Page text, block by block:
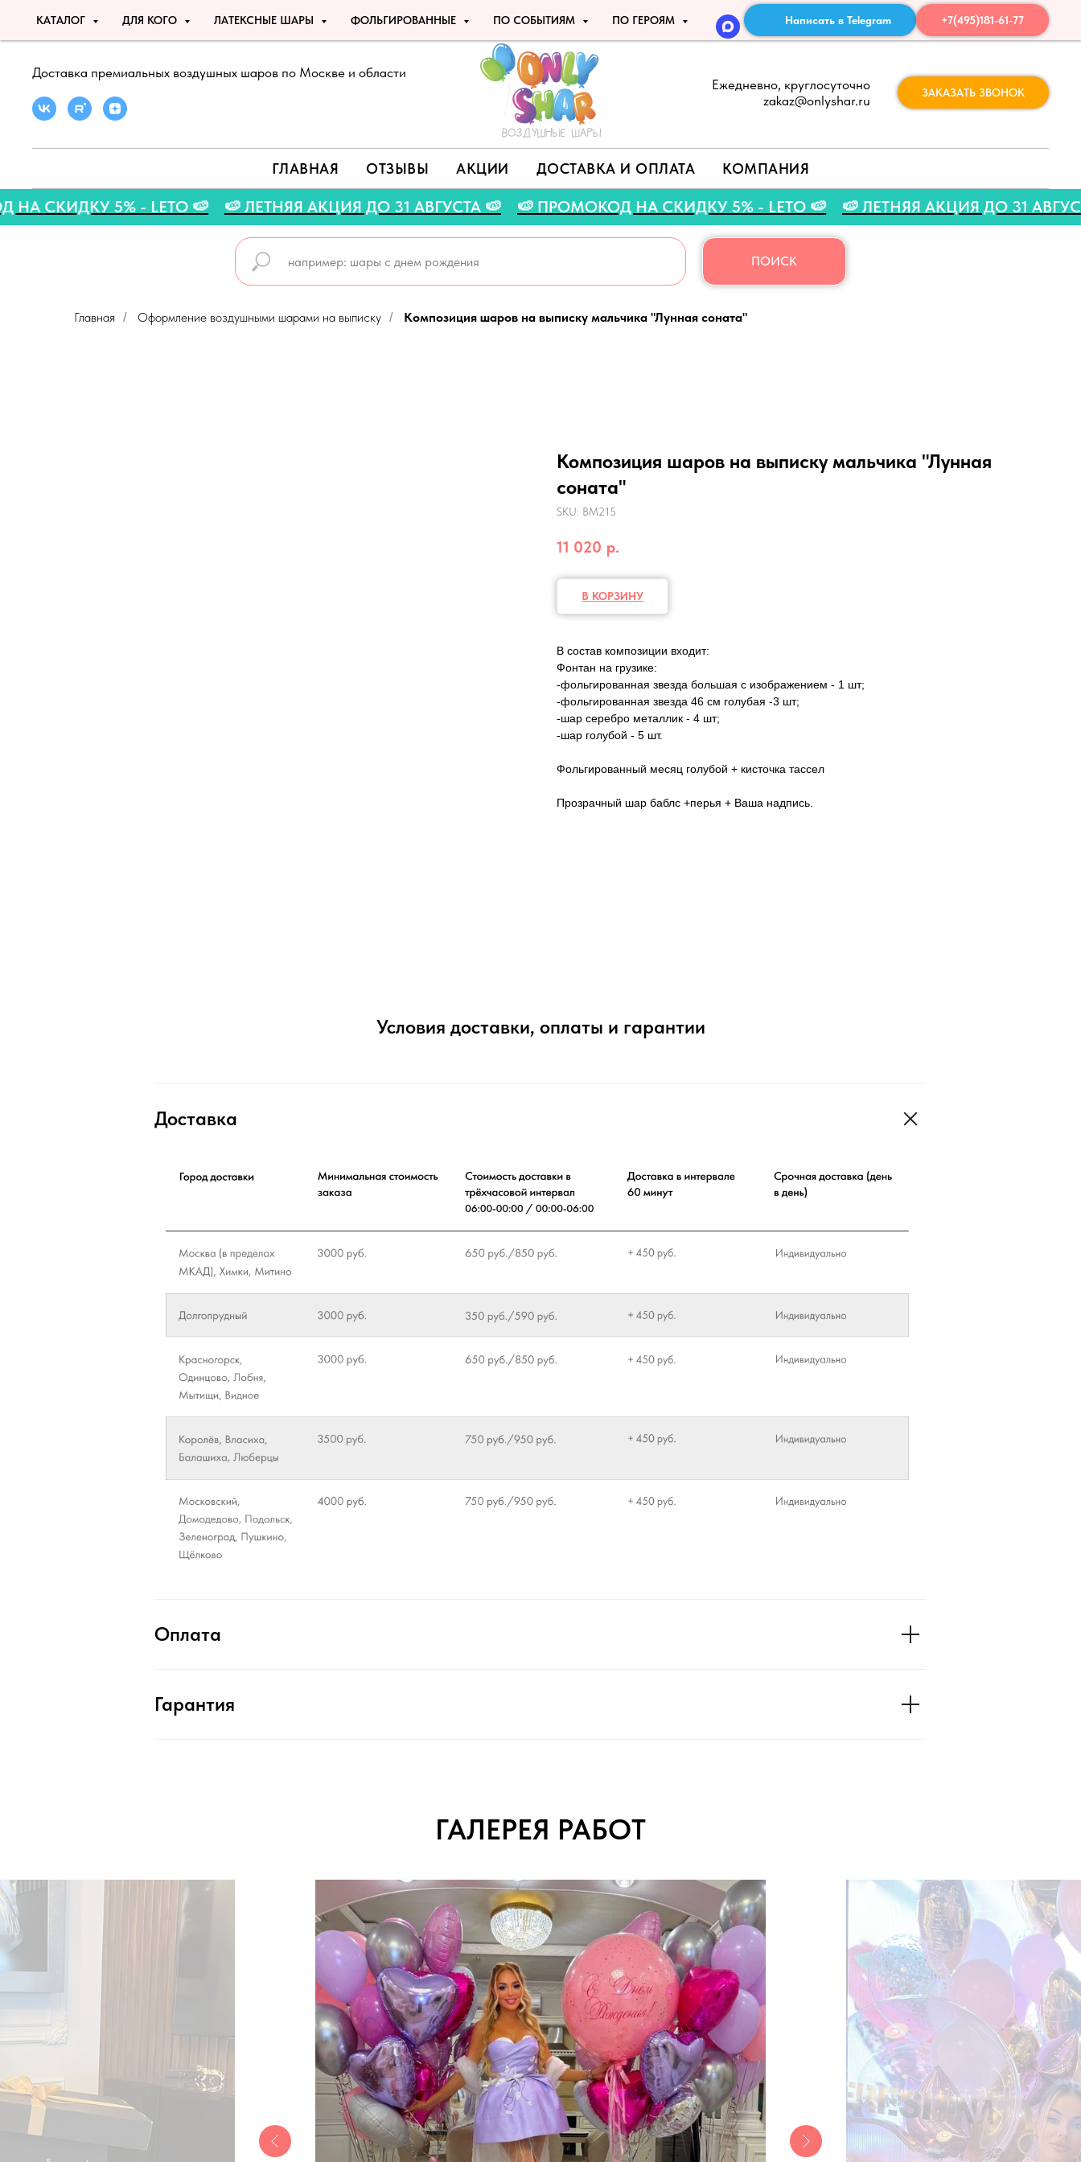
КАТАЛОГ ДЛЯ КОГО ЛАТЕКСНЫЕ ШАРЫ ФОЛЬГИРОВАННЫЕ ПО СОБЫТИЯМ ПО ГЕРОЯМ Написать в Telegram +7(495)181-61-77
Доставка премиальных воздушных шаров по Москве и области
Ежедневно, круглосуточно
zakaz@onlyshar.ru
ЗАКАЗАТЬ ЗВОНОК
ГЛАВНАЯ ОТЗЫВЫ АКЦИИ ДОСТАВКА И ОПЛАТА КОМПАНИЯ
НА СКИДКУ 5% - LETO 🍉 🍉 ЛЕТНЯЯ АКЦИЯ ДО 31 АВГУСТА 🍉 🍉 ПРОМОКОД НА СКИДКУ 5% - LETO 🍉 🍉 ЛЕТНЯЯ АКЦИЯ ДО 31
ПОИСК
Главная / Оформление воздушными шарами на выписку / Композиция шаров на выписку мальчика "Лунная соната"
Композиция шаров на выписку мальчика "Лунная
соната"
SKU: ВМ215
11 020 р.
В КОРЗИНУ
В состав композиции входит:
Фонтан на грузике:
-фольгированная звезда большая с изображением - 1 шт;
-фольгированная звезда 46 см голубая -3 шт;
-шар серебро металлик - 4 шт;
-шар голубой - 5 шт.
Фольгированный месяц голубой + кисточка тассел
Прозрачный шар баблс +перья + Ваша надпись.
Условия доставки, оплаты и гарантии
Доставка
Оплата
Гарантия
ГАЛЕРЕЯ РАБОТ